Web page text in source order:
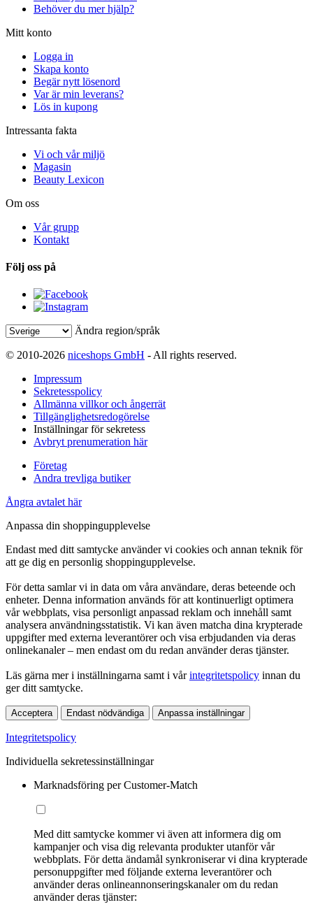
Behöver du mer hjälp?
Mitt konto
Logga in
Skapa konto
Begär nytt lösenord
Var är min leverans?
Lös in kupong
Intressanta fakta
Vi och vår miljö
Magasin
Beauty Lexicon
Om oss
Vår grupp
Kontakt
Följ oss på
Ändra region/språk
© 2010-2026 niceshops GmbH - All rights reserved.
Impressum
Sekretesspolicy
Allmänna villkor och ångerrät
Tillgänglighetsredogörelse
Inställningar för sekretess
Avbryt prenumeration här
Företag
Andra trevliga butiker
Ångra avtalet här
Anpassa din shoppingupplevelse
Endast med ditt samtycke använder vi cookies och annan teknik för
att ge dig en personlig shoppingupplevelse.
För detta samlar vi in data om våra användare, deras beteende och
enheter. Denna information används för att kontinuerligt optimera
vår webbplats, visa personligt anpassad reklam och innehåll samt
analysera användningsstatistik. Vi kan även matcha dina krypterade
uppgifter med externa leverantörer och visa erbjudanden via deras
onlinekanaler – men endast om du redan använder deras tjänster.
Läs gärna mer i inställningarna samt i vårintegritetspolicy innan du
ger ditt samtycke.
Acceptera Endast nödvändiga Anpassa inställningar
Integritetspolicy
Individuella sekretessinställningar
Marknadsföring per Customer-Match
Med ditt samtycke kommer vi även att informera dig om
kampanjer och visa dig relevanta produkter utanför vår
webbplats. För detta ändamål synkroniserar vi dina krypterade
personuppgifter med följande externa leverantörer och
använder deras onlineannonseringskanaler om du redan
använder deras tjänster: